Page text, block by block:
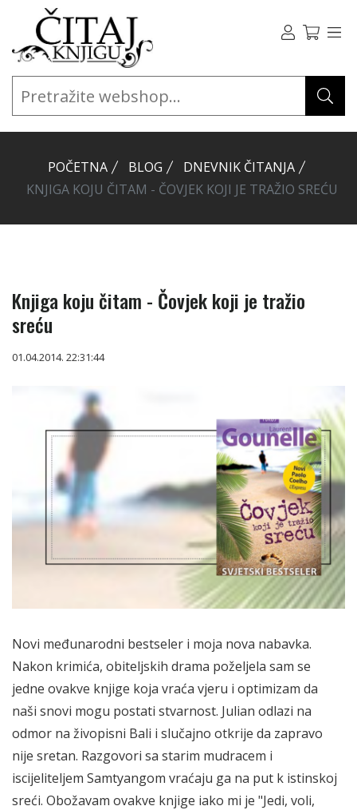
POČETNA BLOG
DNEVNIK ČITANJA
KNJIGA KOJU ČITAM - ČOVJEK KOJI JE TRAŽIO SREĆU
Knjiga koju čitam - Čovjek koji je tražio
sreću
01.04.2014. 22:31:44
Novi međunarodni bestseler i moja nova nabavka.
Nakon krimića, obiteljskih drama poželjela sam se
jedne ovakve knjige koja vraća vjeru i optimizam da
naši snovi mogu postati stvarnost. Julian odlazi na
odmor na živopisni Bali i slučajno otkrije da zapravo
nije sretan. Razgovori sa starim mudracem i
iscijeliteljem Samtyangom vraćaju ga na put k istinskoj
sreći. Obožavam ovakve knjige iako mi je "Jedi, voli,